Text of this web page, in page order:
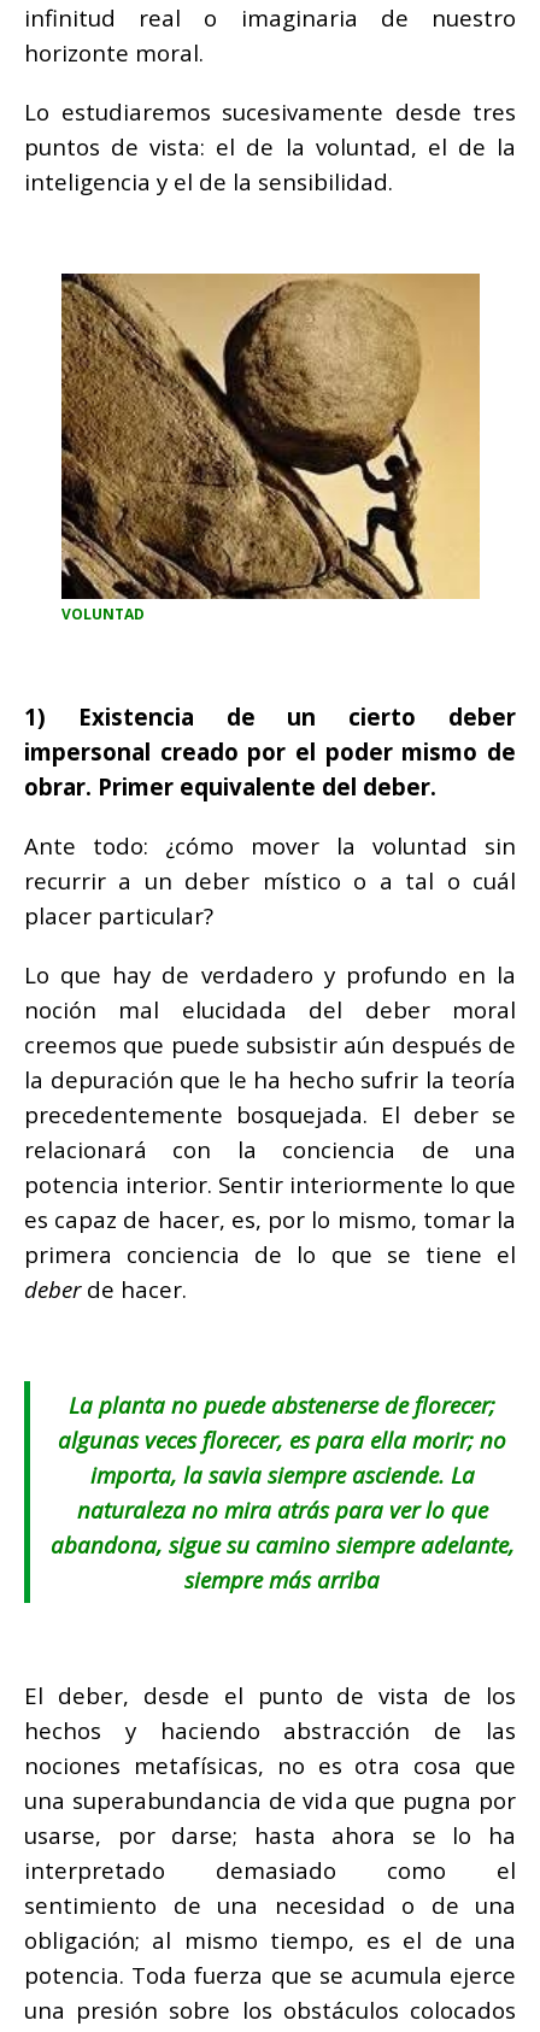
infinitud real o imaginaria de nuestro
horizonte moral.
Lo estudiaremos sucesivamente desde tres
puntos de vista: el de la voluntad, el de la
inteligencia y el de la sensibilidad.
VOLUNTAD
1) Existencia de un cierto deber
impersonal creado por el poder mismo de
obrar. Primer equivalente del deber.
Ante todo: ¿cómo mover la voluntad sin
recurrir a un deber místico o a tal o cuál
placer particular?
Lo que hay de verdadero y profundo en la
noción mal elucidada del deber moral
creemos que puede subsistir aún después de
la depuración que le ha hecho sufrir la teoría
precedentemente bosquejada. El deber se
relacionará con la conciencia de una
potencia interior. Sentir interiormente lo que
es capaz de hacer, es, por lo mismo, tomar la
primera conciencia de lo que se tiene el
deber de hacer.
La planta no puede abstenerse de florecer;
algunas veces florecer, es para ella morir; no
importa, la savia siempre asciende. La
naturaleza no mira atrás para ver lo que
abandona, sigue su camino siempre adelante,
siempre más arriba
El deber, desde el punto de vista de los
hechos y haciendo abstracción de las
nociones metafísicas, no es otra cosa que
una superabundancia de vida que pugna por
usarse, por darse; hasta ahora se lo ha
interpretado demasiado como el
sentimiento de una necesidad o de una
obligación; al mismo tiempo, es el de una
potencia. Toda fuerza que se acumula ejerce
una presión sobre los obstáculos colocados